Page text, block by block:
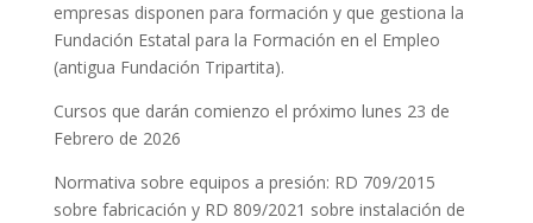
empresas disponen para formación y que gestiona la
Fundación Estatal para la Formación en el Empleo
(antigua Fundación Tripartita).
Cursos que darán comienzo el próximo lunes 23 de
Febrero de 2026
Normativa sobre equipos a presión: RD 709/2015
sobre fabricación y RD 809/2021 sobre instalación de